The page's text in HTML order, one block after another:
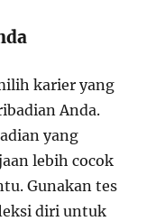
karier yang
Anda.
yang
lebih cocok
Gunakan tes
diri untuk